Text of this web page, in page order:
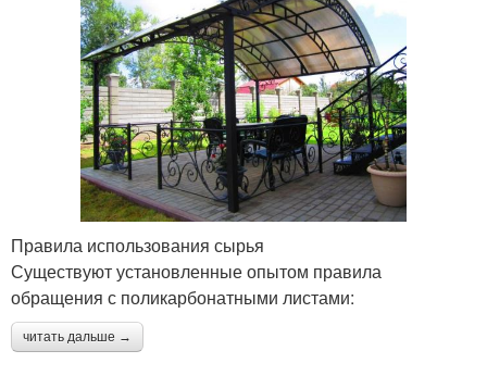
Правила использования сырья
Существуют установленные опытом правила
обращения с поликарбонатными листами:
читать дальше →